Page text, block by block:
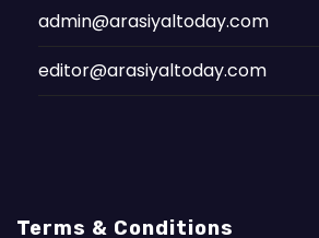
admin@arasiyaltoday.com
editor@arasiyaltoday.com
Terms & Conditions